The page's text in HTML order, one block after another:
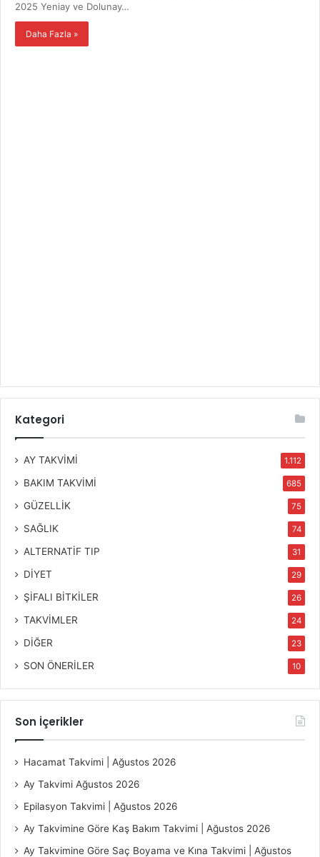
2025 Yeniay ve Dolunay…
Daha Fazla »
Kategori
AY TAKVİMİ 1.112
BAKIM TAKVİMİ 685
GÜZELLİK 75
SAĞLIK 74
ALTERNATİF TIP 31
DİYET 29
ŞİFALI BİTKİLER 26
TAKVİMLER 24
DİĞER 23
SON ÖNERİLER 10
Son İçerikler
Hacamat Takvimi | Ağustos 2026
Ay Takvimi Ağustos 2026
Epilasyon Takvimi | Ağustos 2026
Ay Takvimine Göre Kaş Bakım Takvimi | Ağustos 2026
Ay Takvimine Göre Saç Boyama ve Kına Takvimi | Ağustos